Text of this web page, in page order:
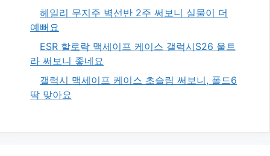
헤일리 무지주 벽선반 2주 써보니 실물이 더
예뻐요
ESR 할로락 맥세이프 케이스 갤럭시S26 울트
라 써보니 좋네요
갤럭시 맥세이프 케이스 초슬림 써보니, 폴드6
딱 맞아요